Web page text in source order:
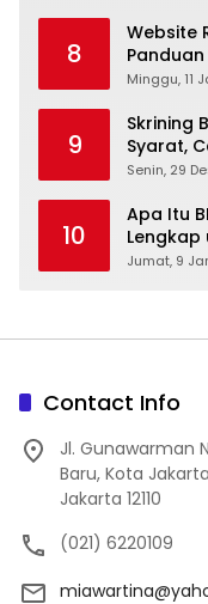
8
Website
Minggu, 11
9
Skrining
Syarat,
Senin, 29
10
Apa Itu
Lengkap
Jumat, 9
Contact Info
Jl. Gunawarman
Baru, Kota
Jakarta 12110
(021) 6220109